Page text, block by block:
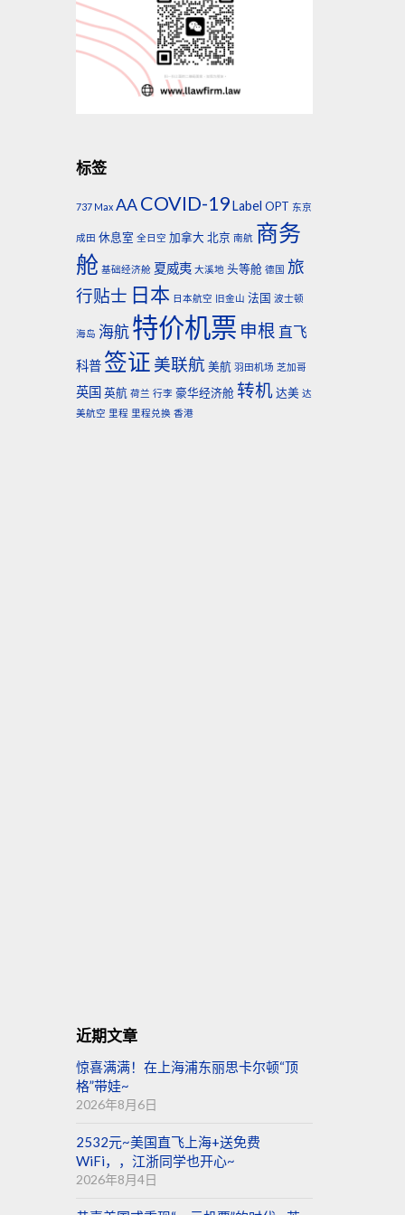
标签
737 Max AA COVID-19 Label OPT 东京
成田 休息室 全日空 加拿大 北京 南航 商务
舱 基础经济舱 夏威夷 大溪地 头等舱 德国 旅
行贴士 日本 日本航空 旧金山 法国 波士顿
海岛 海航 特价机票 申根 直飞
科普 签证 美联航 美航 羽田机场 芝加哥
英国 英航 荷兰 行李 豪华经济舱 转机 达美 达
美航空 里程 里程兑换 香港
近期文章
惊喜满满！在上海浦东丽思卡尔顿“顶
格”带娃~
2026年8月6日
2532元~美国直飞上海+送免费
WiFi，，江浙同学也开心~
2026年8月4日